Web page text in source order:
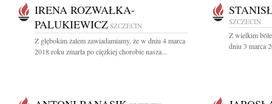
IRENA ROZWAŁKA-
PALUKIEWICZ SZCZECIN
Z głębokim żalem zawiadamiamy, że w dniu 4 marca
2018 roku zmarła po ciężkiej chorobie nasza...
SZCZECIN
Z wielkim
dniu 3 marca